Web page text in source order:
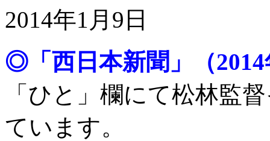
2014年1月9日
◎「西日本新聞」（2014
「ひと」欄にて松林監
ています。